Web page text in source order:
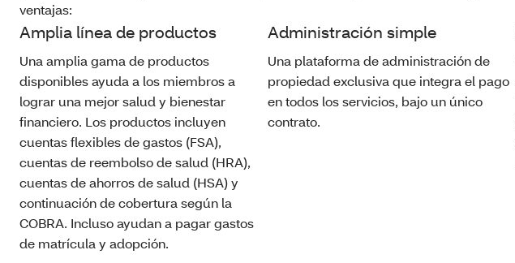
ventajas:
Amplia línea de productos
Una amplia gama de productos
disponibles ayuda a los miembros a
lograr una mejor salud y bienestar
financiero. Los productos incluyen
cuentas flexibles de gastos (FSA),
cuentas de reembolso de salud (HRA),
cuentas de ahorros de salud (HSA) y
continuación de cobertura según la
COBRA. Incluso ayudan a pagar gastos
de matrícula y adopción.
Administración simple
Una plataforma de administración de
propiedad exclusiva que integra el pago
en todos los servicios, bajo un único
contrato.